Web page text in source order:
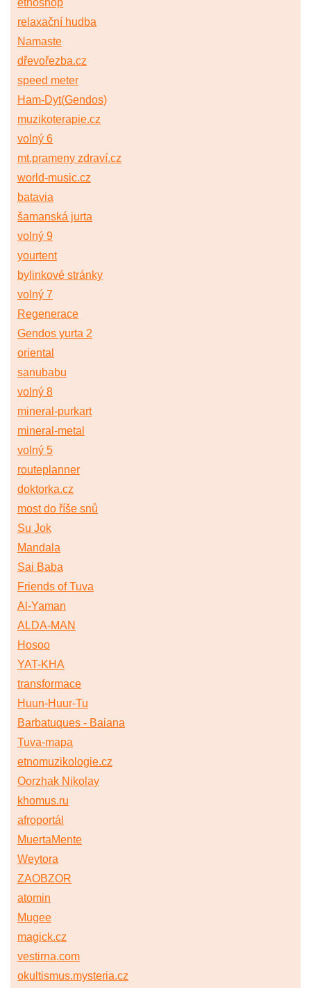
etnoshop
relaxační hudba
Namaste
dřevořezba.cz
speed meter
Ham-Dyt(Gendos)
muzikoterapie.cz
volný 6
mt.prameny zdraví.cz
world-music.cz
batavia
šamanská jurta
volný 9
yourtent
bylinkové stránky
volný 7
Regenerace
Gendos yurta 2
oriental
sanubabu
volný 8
mineral-purkart
mineral-metal
volný 5
routeplanner
doktorka.cz
most do říše snů
Su Jok
Mandala
Sai Baba
Friends of Tuva
Al-Yaman
ALDA-MAN
Hosoo
YAT-KHA
transformace
Huun-Huur-Tu
Barbatuques - Baiana
Tuva-mapa
etnomuzikologie.cz
Oorzhak Nikolay
khomus.ru
afroportál
MuertaMente
Weytora
ZAOBZOR
atomin
Mugee
magick.cz
vestirna.com
okultismus.mysteria.cz